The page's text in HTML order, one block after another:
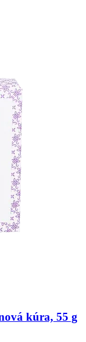
kúra, 55 g